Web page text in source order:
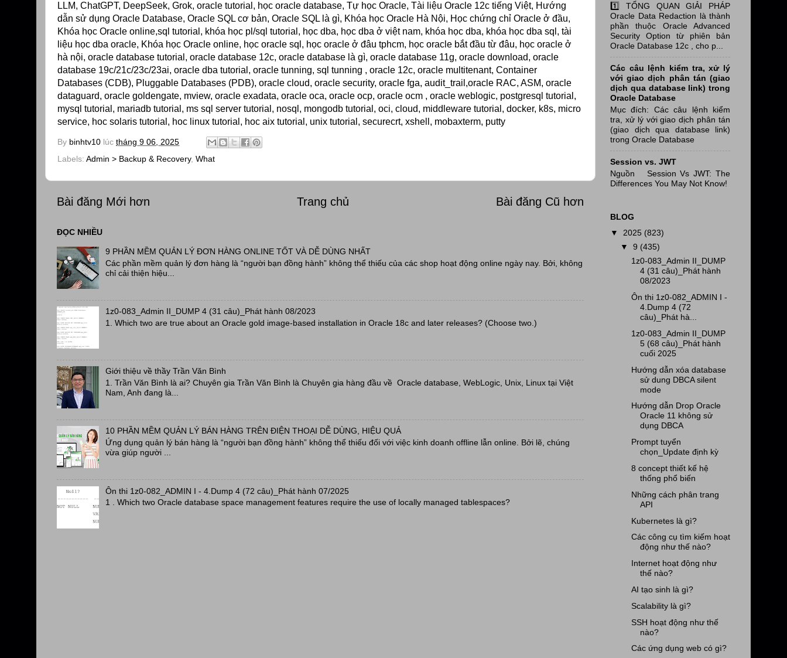
LLM, ChatGPT, DeepSeek, Grok, oracle tutorial, học oracle database, Tự học Oracle, Tài liệu Oracle 12c tiếng Việt, Hướng
dẫn sử dụng Oracle Database, Oracle SQL cơ bản, Oracle SQL là gì, Khóa học Oracle Hà Nội, Học chứng chỉ Oracle ở đầu,
Khóa học Oracle online,sql tutorial, khóa học pl/sql tutorial, học dba, học dba ở việt nam, khóa học dba, khóa học dba sql, tài
liệu học dba oracle, Khóa học Oracle online, học oracle sql, học oracle ở đâu tphcm, học oracle bắt đầu từ đâu, học oracle ở
hà nội, oracle database tutorial, oracle database 12c, oracle database là gì, oracle database 11g, oracle download, oracle
database 19c/21c/23c/23ai, oracle dba tutorial, oracle tunning, sql tunning , oracle 12c, oracle multitenant, Container
Databases (CDB), Pluggable Databases (PDB), oracle cloud, oracle security, oracle fga, audit_trail,oracle RAC, ASM, oracle
dataguard, oracle goldengate, mview, oracle exadata, oracle oca, oracle ocp, oracle ocm , oracle weblogic, postgresql tutorial,
mysql tutorial, mariadb tutorial, ms sql server tutorial, nosql, mongodb tutorial, oci, cloud, middleware tutorial, docker, k8s, micro
service, hoc solaris tutorial, hoc linux tutorial, hoc aix tutorial, unix tutorial, securecrt, xshell, mobaxterm, putty
By binhtv10 lúc tháng 9 06, 2025
Labels: Admin > Backup & Recovery, What
Bài đăng Mới hơn Bài đăng Cũ hơn
Trang chủ
ĐỌC NHIỀU
9 PHẦN MỀM QUẢN LÝ ĐƠN HÀNG ONLINE TỐT VÀ DỄ DÙNG NHẤT
Các phần mềm quản lý đơn hàng là “người bạn đồng hành” không thể thiếu của các shop hoạt động online ngày nay. Bởi, không
chỉ cải thiện hiệu...
1z0-083_Admin II_DUMP 4 (31 câu)_Phát hành 08/2023
1. Which two are true about an Oracle gold image-based installation in Oracle 18c and later releases? (Choose two.)
Giới thiệu về thầy Trần Văn Bình
1. Trần Văn Bình là ai? Chuyên gia Trần Văn Bình là Chuyên gia hàng đầu về Oracle database, WebLogic, Unix, Linux tại Việt
Nam, Anh đang là...
10 PHẦN MỀM QUẢN LÝ BÁN HÀNG TRÊN ĐIỆN THOẠI DỄ DÙNG, HIỆU QUẢ
Ứng dụng quản lý bán hàng là “người bạn đồng hành” không thể thiếu đối với việc kinh doanh offline lẫn online. Bởi lẽ, chúng
vừa giúp người ...
Ôn thi 1z0-082_ADMIN I - 4.Dump 4 (72 câu)_Phát hành 07/2025
1 . Which two Oracle database space management features require the use of locally managed tablespaces?
1️⃣ TỔNG QUAN GIẢI PHÁP
Oracle Data Redaction là thành
phần thuộc Oracle Advanced
Security Option từ phiên bản
Oracle Database 12c , cho p...
Các câu lệnh kiểm tra, xử lý
với giao dịch phân tán (giao
dịch qua database link) trong
Oracle Database
Mục đích: Các câu lệnh kiểm
tra, xử lý với giao dịch phân tán
(giao dịch qua database link)
trong Oracle Database
Session vs. JWT
Nguồn Session Vs JWT: The
Differences You May Not Know!
BLOG
▼ 2025 (823)
▼9 (435)
1z0-083_Admin II_DUMP
4 (31 câu)_Phát hành
08/2023
Ôn thi 1z0-082_ADMIN I -
4.Dump 4 (72
câu)_Phát hà...
1z0-083_Admin II_DUMP
5 (68 câu)_Phát hành
cuối 2025
Hướng dẫn xóa database
sử dung DBCA silent
mode
Hướng dẫn Drop Oracle
Oracle 11 không sử
dụng DBCA
Prompt tuyển
chọn_Update định kỳ
8 concept thiết kế hệ
thống phổ biến
Những cách phân trang
API
Kubernetes là gì?
Các công cụ tìm kiếm hoạt
động như thế nào?
Internet hoạt động như
thế nào?
AI tạo sinh là gì?
Scalability là gì?
SSH hoạt động như thế
nào?
Các ứng dụng web có gì?